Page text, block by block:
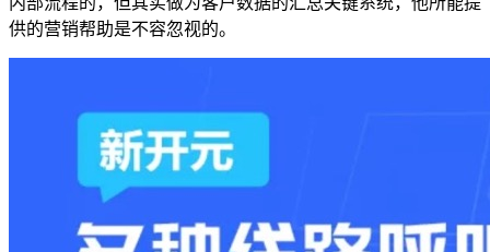
供的营销帮助是不容忽视的。